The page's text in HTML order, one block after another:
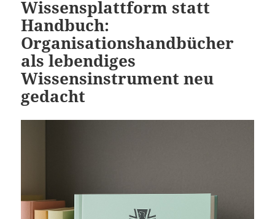
Wissensplattform statt
Handbuch:
Organisationshandbücher
als lebendiges
Wissensinstrument neu
gedacht